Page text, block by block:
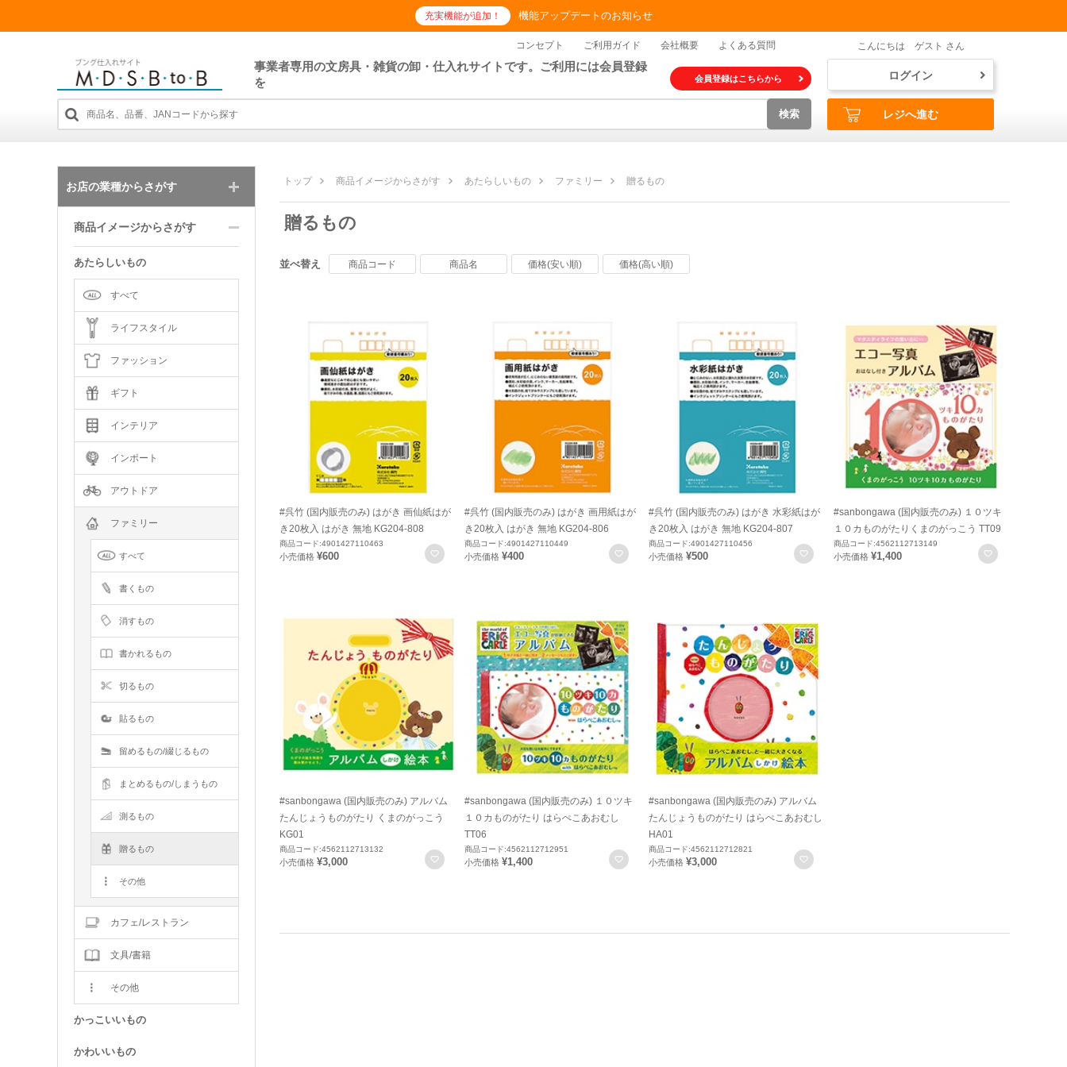
充実機能が追加！ 機能アップデートのお知らせ
コンセプト ご利用ガイド 会社概要 よくある質問
事業者専用の文房具・雑貨の卸・仕入れサイトです。ご利用には会員登録
を
会員登録はこちらから
検索
こんにちは ゲスト さん
ログイン
レジへ進む
トップ 商品イメージからさがす あたらしいもの ファミリー 贈るもの
贈るもの
並べ替え 商品コード 商品名 価格(安い順) 価格(高い順)
#呉竹 (国内販売のみ) はがき 画仙紙はが
き20枚入 はがき 無地 KG204-808
商品コード:4901427110463
小売価格 ¥600 お気に入りに登録
#呉竹 (国内販売のみ) はがき 画用紙はが
き20枚入 はがき 無地 KG204-806
商品コード:4901427110449
小売価格 ¥400 お気に入りに登録
#呉竹 (国内販売のみ) はがき 水彩紙はが
き20枚入 はがき 無地 KG204-807
商品コード:4901427110456
小売価格 ¥500 お気に入りに登録
#sanbongawa (国内販売のみ) １０ツキ
１０カものがたりくまのがっこう TT09
商品コード:4562112713149
小売価格 ¥1,400
#sanbongawa (国内販売のみ) アルバム
たんじょうものがたり くまのがっこう
KG01
商品コード:4562112713132
小売価格 ¥3,000 お気に入りに登録
#sanbongawa (国内販売のみ) １０ツキ
１０カものがたり はらぺこあおむし
TT06
商品コード:4562112712951
小売価格 ¥1,400 お気に入りに登録
#sanbongawa (国内販売のみ) アルバム
たんじょうものがたり はらぺこあおむし
HA01
商品コード:4562112712821
小売価格 ¥3,000 お気に入りに登録
お店の業種からさがす
商品イメージからさがす
あたらしいもの
すべて
ライフスタイル
ファッション
ギフト
インテリア
インポート
アウトドア
ファミリー
すべて
書くもの
消すもの
書かれるもの
切るもの
貼るもの
留めるもの/綴じるもの
まとめるもの/しまうもの
測るもの
贈るもの
その他
カフェ/レストラン
文具/書籍
その他
かっこいいもの
かわいいもの